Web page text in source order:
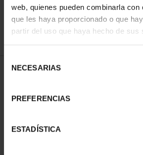
web, quienes pueden combinarla con
que les haya proporcionado o que
partir del uso que haya hecho de sus
NECESARIAS
PREFERENCIAS
ESTADÍSTICA
REFINAR
1 Productos encontrados